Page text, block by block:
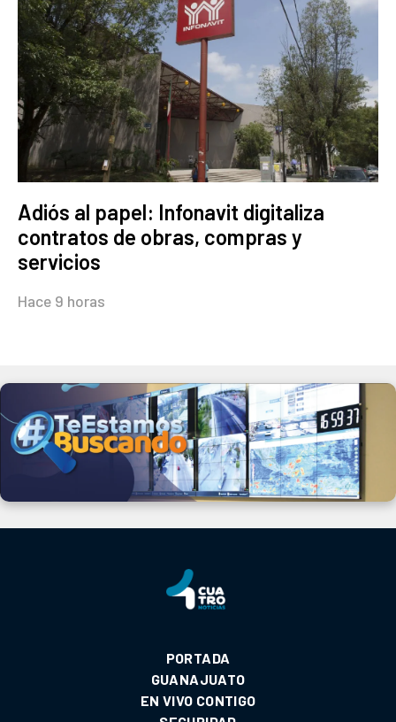
Adiós al papel: Infonavit digitaliza
contratos de obras, compras y
servicios
Hace 9 horas
PORTADA
GUANAJUATO
EN VIVO CONTIGO